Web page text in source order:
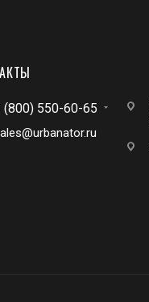
(800) 550-60-65